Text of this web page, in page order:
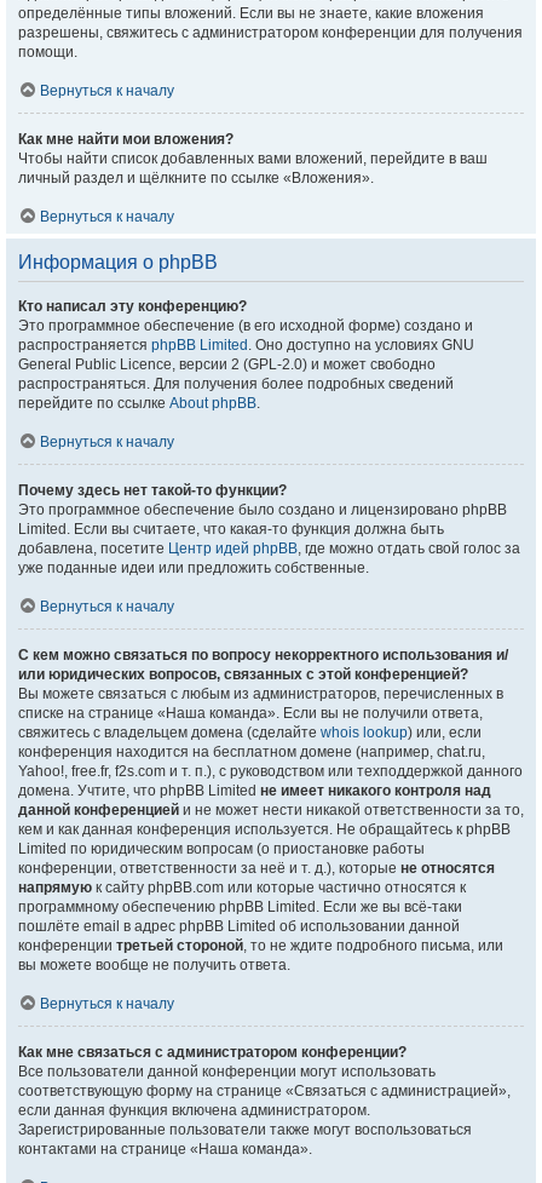
определённые типы вложений. Если вы не знаете, какие вложения
разрешены, свяжитесь с администратором конференции для получения
помощи.
Вернуться к началу
Как мне найти мои вложения?
Чтобы найти список добавленных вами вложений, перейдите в ваш
личный раздел и щёлкните по ссылке «Вложения».
Вернуться к началу
Информация о phpBB
Кто написал эту конференцию?
Это программное обеспечение (в его исходной форме) создано и
распространяется phpBB Limited . Оно доступно на условиях GNU
General Public Licence, версии 2 (GPL-2.0) и может свободно
распространяться. Для получения более подробных сведений
перейдите по ссылке About phpBB.
Вернуться к началу
Почему здесь нет такой-то функции?
Это программное обеспечение было создано и лицензировано phpBB
Limited. Если вы считаете, что какая-то функция должна быть
добавлена, посетите Центр идей phpBB, где можно отдать свой голос за
уже поданные идеи или предложить собственные.
Вернуться к началу
С кем можно связаться по вопросу некорректного использования и/
или юридических вопросов, связанных с этой конференцией?
Вы можете связаться с любым из администраторов, перечисленных в
списке на странице «Наша команда». Если вы не получили ответа,
свяжитесь с владельцем домена (сделайте whois lookup) или, если
конференция находится на бесплатном домене (например, chat.ru,
Yahoo!, free.fr, f2s.com и т. п.), с руководством или техподдержкой данного
домена. Учтите, что phpBB Limited не имеет никакого контроля над
данной конференцией и не может нести никакой ответственности за то,
кем и как данная конференция используется. Не обращайтесь к phpBB
Limited по юридическим вопросам (о приостановке работы
конференции, ответственности за неё и т. д.), которые не относятся
напрямую к сайту phpBB.com или которые частично относятся к
программному обеспечению phpBB Limited. Если же вы всё-таки
пошлёте email в адрес phpBB Limited об использовании данной
конференции третьей стороной, то не ждите подробного письма, или
вы можете вообще не получить ответа.
Вернуться к началу
Как мне связаться с администратором конференции?
Все пользователи данной конференции могут использовать
соответствующую форму на странице «Связаться с администрацией»,
если данная функция включена администратором.
Зарегистрированные пользователи также могут воспользоваться
контактами на странице «Наша команда».